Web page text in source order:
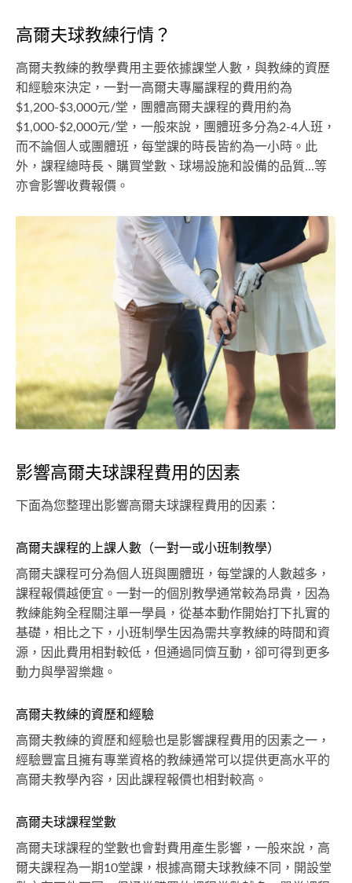
高爾夫球教練行情？
高爾夫教練的教學費用主要依據課堂人數，與教練的資歷
和經驗來決定，一對一高爾夫專屬課程的費用約為
$1,200-$3,000元/堂，團體高爾夫課程的費用約為
$1,000-$2,000元/堂，一般來說，團體班多分為2-4人班，
而不論個人或團體班，每堂課的時長皆約為一小時。此
外，課程總時長、購買堂數、球場設施和設備的品質...等
亦會影響收費報價。
影響高爾夫球課程費用的因素
下面為您整理出影響高爾夫球課程費用的因素：
高爾夫課程的上課人數（一對一或小班制教學）
高爾夫課程可分為個人班與團體班，每堂課的人數越多，
課程報價越便宜。一對一的個別教學通常較為昂貴，因為
教練能夠全程關注單一學員，從基本動作開始打下扎實的
基礎，相比之下，小班制學生因為需共享教練的時間和資
源，因此費用相對較低，但通過同儕互動，卻可得到更多
動力與學習樂趣。
高爾夫教練的資歷和經驗
高爾夫教練的資歷和經驗也是影響課程費用的因素之一，
經驗豐富且擁有專業資格的教練通常可以提供更高水平的
高爾夫教學內容，因此課程報價也相對較高。
高爾夫球課程堂數
高爾夫球課程的堂數也會對費用產生影響，一般來說，高
爾夫課程為一期10堂課，根據高爾夫球教練不同，開設堂